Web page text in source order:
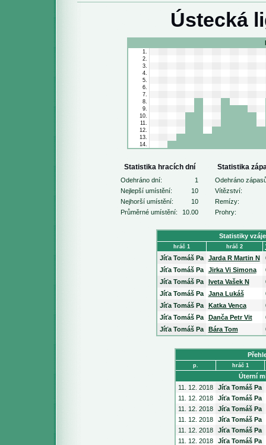
Ústecká
1.
2.
3.
4.
5.
6.
7.
8.
9.
10.
11.
12.
13.
14.
Statistika hracích dní Statistika
Odehráno dní: 1
Odehráno
Nejlepší umístění:
10
Vítězství:
Nejhorší umístění:
10
Remízy:
Průměrné umístění:
10.00 Prohry:
Statistiky
hráč 1 hráč 2
Jíťa Tomáš Pa Jarda R Martin N
Jíťa Tomáš Pa
Jirka Vi Simona
Jíťa Tomáš Pa
Iveta Vašek N
Jíťa Tomáš Pa
Jana Lukáš
Jíťa Tomáš Pa
Katka Venca
Jíťa Tomáš Pa
Danča Petr Vit
Jíťa Tomáš Pa
Bára Tom
p. hráč 1
Úterní
11. 12. 2018
Jíťa Tomáš Pa
11. 12. 2018
Jíťa Tomáš Pa
11. 12. 2018
Jíťa Tomáš Pa
11. 12. 2018
Jíťa Tomáš Pa
11. 12. 2018
Jíťa Tomáš Pa
11. 12. 2018
Jíťa Tomáš Pa